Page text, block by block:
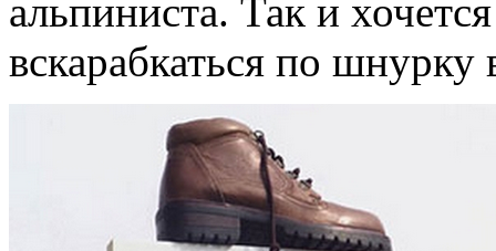
альпиниста. Так и
вскарабкаться по шнурку